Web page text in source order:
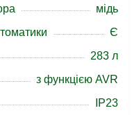
мідь
Є
283 л
з функцією AVR
IP23